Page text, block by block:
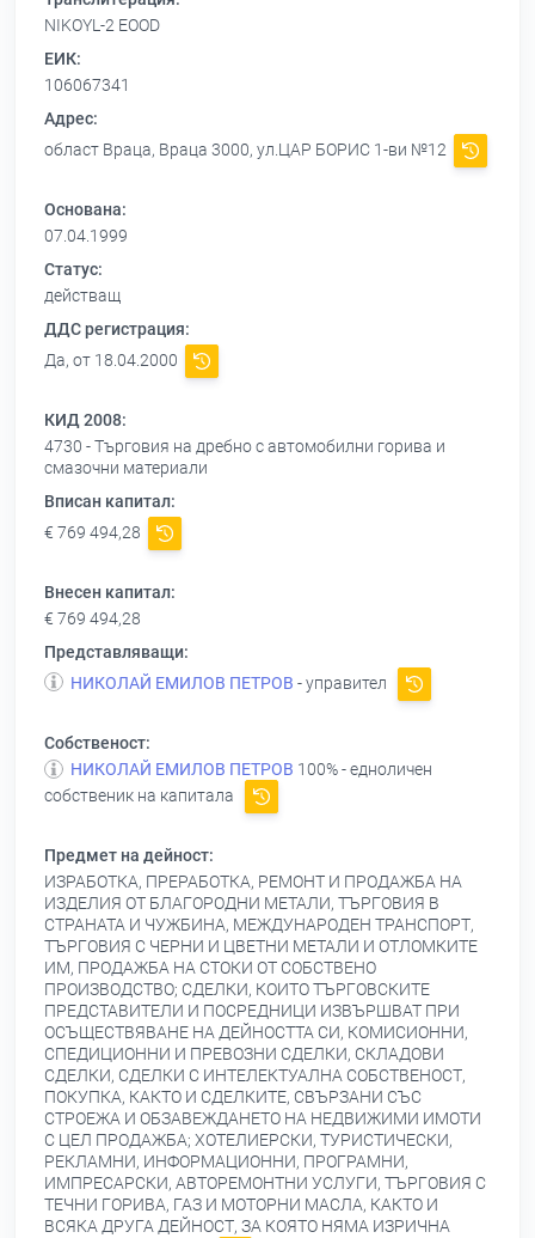
NIKOYL-2 EOOD
ЕИК:
106067341
Адрес:
област Враца, Враца 3000, ул.ЦАР БОРИС 1-ви №12
Основана:
07.04.1999
Статус:
действащ
ДДС регистрация:
Да, от 18.04.2000
КИД 2008:
4730 - Търговия на дребно с автомобилни горива и
смазочни материали
Вписан капитал:
€ 769 494,28
Внесен капитал:
€ 769 494,28
Представляващи:
НИКОЛАЙ ЕМИЛОВ ПЕТРОВ - управител
Собственост:
НИКОЛАЙ ЕМИЛОВ ПЕТРОВ 100% - едноличен
собственик на капитала
Предмет на дейност:
ИЗРАБОТКА, ПРЕРАБОТКА, РЕМОНТ И ПРОДАЖБА НА
ИЗДЕЛИЯ ОТ БЛАГОРОДНИ МЕТАЛИ, ТЪРГОВИЯ В
СТРАНАТА И ЧУЖБИНА, МЕЖДУНАРОДЕН ТРАНСПОРТ,
ТЪРГОВИЯ С ЧЕРНИ И ЦВЕТНИ МЕТАЛИ И ОТЛОМКИТЕ
ИМ, ПРОДАЖБА НА СТОКИ ОТ СОБСТВЕНО
ПРОИЗВОДСТВО; СДЕЛКИ, КОИТО ТЪРГОВСКИТЕ
ПРЕДСТАВИТЕЛИ И ПОСРЕДНИЦИ ИЗВЪРШВАТ ПРИ
ОСЪЩЕСТВЯВАНЕ НА ДЕЙНОСТТА СИ, КОМИСИОННИ,
СПЕДИЦИОННИ И ПРЕВОЗНИ СДЕЛКИ, СКЛАДОВИ
СДЕЛКИ, СДЕЛКИ С ИНТЕЛЕКТУАЛНА СОБСТВЕНОСТ,
ПОКУПКА, КАКТО И СДЕЛКИТЕ, СВЪРЗАНИ СЪС
СТРОЕЖА И ОБЗАВЕЖДАНЕТО НА НЕДВИЖИМИ ИМОТИ
С ЦЕЛ ПРОДАЖБА; ХОТЕЛИЕРСКИ, ТУРИСТИЧЕСКИ,
РЕКЛАМНИ, ИНФОРМАЦИОННИ, ПРОГРАМНИ,
ИМПРЕСАРСКИ, АВТОРЕМОНТНИ УСЛУГИ, ТЪРГОВИЯ С
ТЕЧНИ ГОРИВА, ГАЗ И МОТОРНИ МАСЛА, КАКТО И
ВСЯКА ДРУГА ДЕЙНОСТ, ЗА КОЯТО НЯМА ИЗРИЧНА